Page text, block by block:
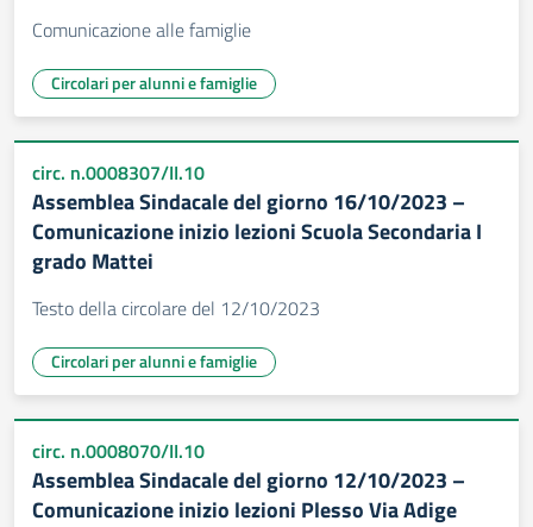
Comunicazione alle famiglie
Circolari per alunni e famiglie
circ. n.0008307/II.10
Assemblea Sindacale del giorno 16/10/2023 –
Comunicazione inizio lezioni Scuola Secondaria I
grado Mattei
Testo della circolare del 12/10/2023
Circolari per alunni e famiglie
circ. n.0008070/II.10
Assemblea Sindacale del giorno 12/10/2023 –
Comunicazione inizio lezioni Plesso Via Adige